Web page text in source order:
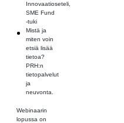
Innovaatioseteli,
SME Fund
-tuki
Mistä ja
miten voin
etsiä lisää
tietoa?
PRH:n
tietopalvelut
ja
neuvonta.
Webinaarin
lopussa on